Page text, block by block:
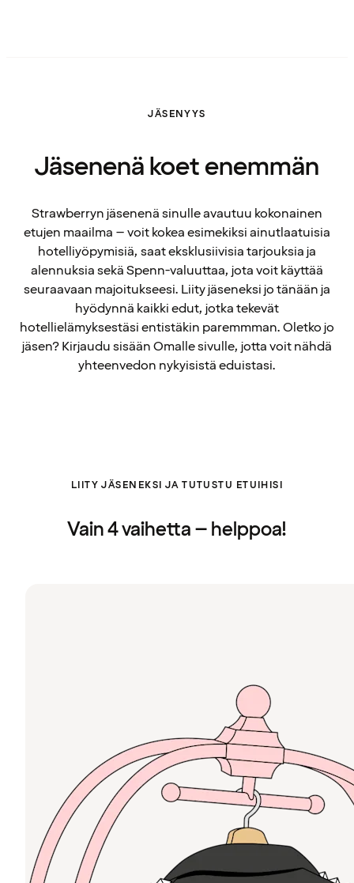
JÄSENYYS
Jäsenenä koet enemmän
Strawberryn jäsenenä sinulle avautuu kokonainen
etujen maailma – voit kokea esimekiksi ainutlaatuisia
hotelliyöpymisiä, saat eksklusiivisia tarjouksia ja
alennuksia sekä Spenn-valuuttaa, jota voit käyttää
seuraavaan majoitukseesi. Liity jäseneksi jo tänään ja
hyödynnä kaikki edut, jotka tekevät
hotellielämyksestäsi entistäkin paremmman. Oletko jo
jäsen? Kirjaudu sisään Omalle sivulle, jotta voit nähdä
yhteenvedon nykyisistä eduistasi.
LIITY JÄSENEKSI JA TUTUSTU ETUIHISI
Vain 4 vaihetta – helppoa!